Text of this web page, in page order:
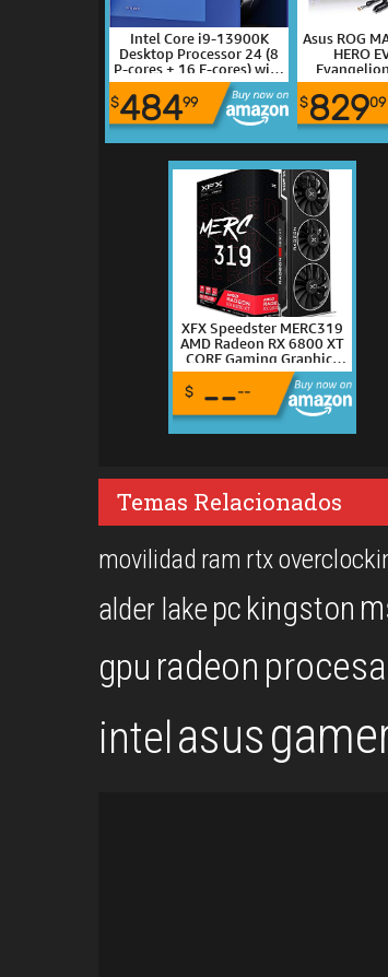
Intel Core i9-13900K
Desktop Processor 24 (8
P-cores + 16 E-cores) with
Integrated Graphics -
Unlocked
$48499
Asus ROG
HERO
5.0,Wi-Fi
3.2 Gen
Charge
$82909
XFX Speedster MERC319
AMD Radeon RX 6800 XT
CORE Gaming Graphics
Card with 16GB GDDR6
HDMI 3xDP RX-
68XTALFD9
$----
Temas Relacionados
movilidad ram rtx
alder lakepc kingston
gpu radeon
intelasus